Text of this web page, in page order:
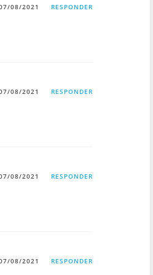
08/2021 RESPONDER
08/2021 RESPONDER
08/2021 RESPONDER
08/2021 RESPONDER